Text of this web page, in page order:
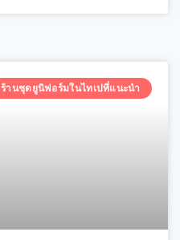
ร้านชุดยูนิฟอร์มในไทเปที่แนะนำ